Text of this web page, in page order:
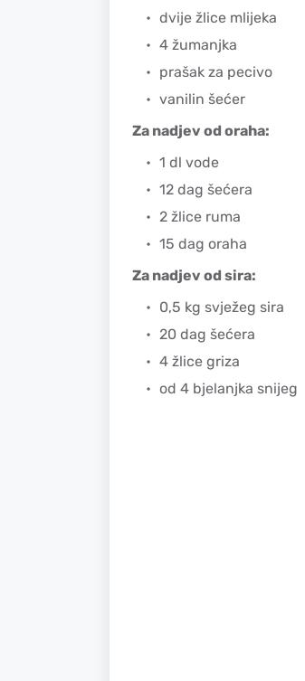
dvije žlice mlijeka
4 žumanjka
prašak za pecivo
vanilin šećer
Za nadjev od oraha:
1 dl vode
12 dag šećera
2 žlice ruma
15 dag oraha
Za nadjev od sira:
0,5 kg svježeg sira
20 dag šećera
4 žlice griza
od 4 bjelanjka snijeg